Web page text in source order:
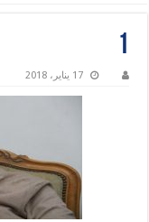
1
17 يناير، 2018